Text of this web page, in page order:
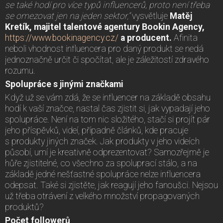
se také hodí pro více typů influencerů, proto není třeba
se omezovat jen na jeden sektor,“vysvětluje Matěj
Kretík, majitel talentové agentury Bookin Agency,
https://www.bookinagency.cz/ a producent. Afinita
neboli vhodnost influencera pro daný produkt se nedá
jednoznačně určit či spočítat, ale je záležitostí zdravého
rozumu.
Spolupráce s jinými značkami
Když už se vám zdá, že se influencer na základě obsahu
hodí k vaší značce, nastal čas zjistit si, jak vypadají jeho
spolupráce. Není na tom nic složitého, stačí si projít pár
jeho příspěvků, videí, případně článků, kde pracuje
s produkty jiných značek. Jak produkty v jeho videích
působí, umí je kreativně odprezentovat? Samozřejmě je
hůře zjistitelné, co všechno za spoluprací stálo, a na
základě jedné nešťastné spolupráce nelze influencera
odepsat. Také si zjistěte, jak reagují jeho fanoušci. Nejsou
už třeba otrávení z velkého množství propagovaných
produktů?
Počet followerů